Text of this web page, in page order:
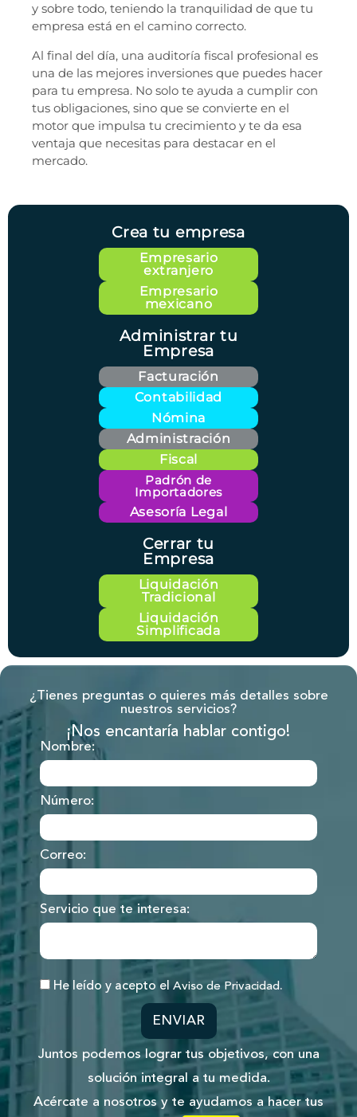
y sobre todo, teniendo la tranquilidad de que tu
empresa está en el camino correcto.
Al final del día, una auditoría fiscal profesional es
una de las mejores inversiones que puedes hacer
para tu empresa. No solo te ayuda a cumplir con
tus obligaciones, sino que se convierte en el
motor que impulsa tu crecimiento y te da esa
ventaja que necesitas para destacar en el
mercado.
Crea tu empresa
Empresario
extranjero
Empresario
mexicano
Administrar tu
Empresa
Facturación
Contabilidad
Nómina
Administración
Fiscal
Padrón de
Importadores
Asesoría Legal
Cerrar tu
Empresa
Liquidación
Tradicional
Liquidación
Simplificada
¿Tienes preguntas o quieres más detalles sobre
nuestros servicios?
¡Nos encantaría hablar contigo!
Nombre:
Número:
Correo:
Servicio que te interesa:
He leído y acepto el Aviso de Privacidad .
ENVIAR
Juntos podemos lograr tus objetivos, con una
solución integral a tu medida.
Acércate a nosotros y te ayudamos a hacer tus